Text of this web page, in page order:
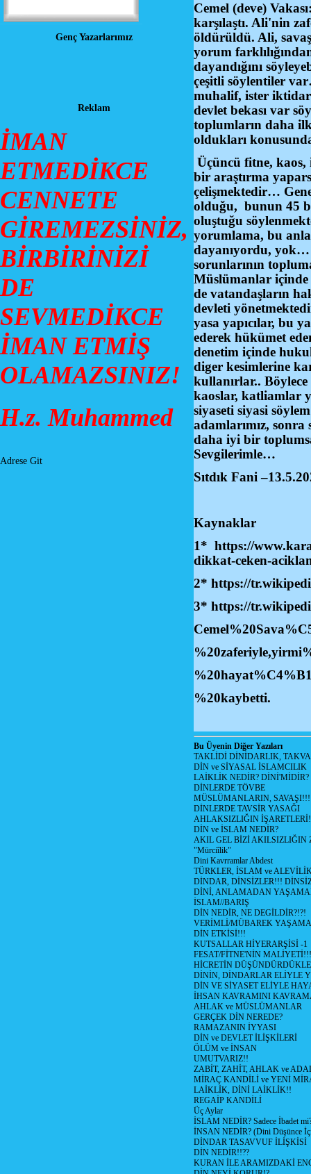
Genç Yazarlarımız
Reklam
İMAN
ETMEDİKCE
CENNETE
GİREMEZSİNİZ,
BİRBİRİNİZİ
DE
SEVMEDİKCE
İMAN ETMİŞ
OLAMAZSINIZ!
H.z. Muhammed
Adrese Git
Cemel (deve)
karşılaştı. Ali'nin
öldürüldü. Ali,
yorum
dayandığını
çeşitli söylentiler
muhalif, ister
devlet bekası var
toplumların daha
oldukları
Üçüncü fitne, kaos,
bir araştırma
çelişmektedir…
olduğu, bunun 45
oluştuğu
yorumlama, bu
dayanıyordu,
sorunlarının
Müslümanlar içinde
de vatandaşların
devleti
yasa yapıcılar, bu
ederek hükümet
denetim içinde
diger kesimlerine
kullanırlar.. Böylece
kaoslar, katliamlar
siyaseti siyasi
adamlarımız,
daha iyi bir
Sevgilerimle…
Sıtdık Fani
Kaynaklar
1* https://
dikkat-ceken-
2* https://
3* https://
%20zaferiyle,
%20kaybetti.
Bu Üyenin Diğer Yazıları
TAKLİDİ DİNİDARLIK,
DİN ve SİYASAL İSLAMCILIK
LAİKLİK NEDİR? DİNİ'MİDİR?
DİNLERDE TÖVBE
MÜSLÜMANLARIN, SAVAŞI!!!
DİNLERDE TAVSİR YASAĞI
AHLAKSIZLIĞIN
DİN ve İSLAM NEDİR?
AKIL GEL BİZİ AKILSIZLIĞIN
"Mürciîlik"
Dini Kavrramlar Abdest
TÜRKLER, İSLAM ve
DİNDAR, DİNSİZLER!!!
DİNİ, ANLAMADAN
İSLAM//BARIŞ
DİN NEDİR, NE DEGİLDİR?!?!
VERİMLİ/MÜBAREK
DİN ETKİSİ!!!
KUTSALLAR HİYERARŞİSİ -1
FESAT/FİTNE'NİN MALİYETİ!!!
HİCRETİN
DİNİN, DİNDARLAR ELİYLE
DİN VE SİYASET ELİYLE
İHSAN KAVRAMINI
AHLAK ve MÜSLÜMANLAR
GERÇEK DİN NEREDE?
RAMAZANIN İYYASI
DİN ve DEVLET İLİŞKİLERİ
ÖLÜM ve İNSAN
UMUTVARIZ!!
ZABİT, ZAHİT, AHLAK ve
MİRAÇ KANDİLİ ve YENİ
LAİKLİK, DİNİ LAİKLİK!!
REGAİP KANDİLİ
Üç Aylar
İSLAM NEDİR? Sadece İbadet
İNSAN NEDİR? (Dini Düşünce
DİNDAR TASAVVUF İLİŞKİSİ
DİN NEDİR!!??
KURAN İLE ARAMIZDAKİ